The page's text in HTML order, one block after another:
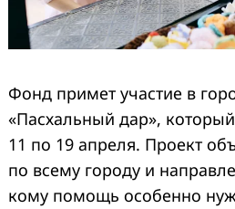
Фонд примет участие в
«Пасхальный дар»,
11 по 19 апреля. Проект
по всему городу и
кому помощь особенно